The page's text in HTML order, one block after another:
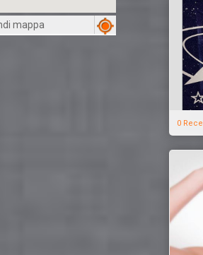
mappa
0